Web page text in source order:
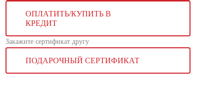
ОПЛАТИТЬ/КУПИТЬ В
КРЕДИТ
Закажите сертификат другу
ПОДАРОЧНЫЙ СЕРТИФИКАТ